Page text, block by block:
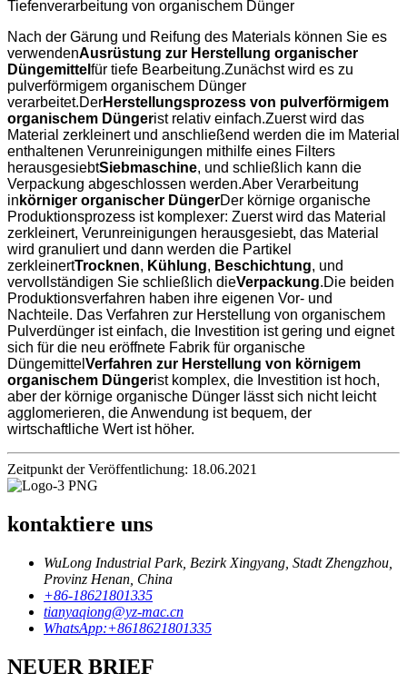
Tiefenverarbeitung von organischem Dünger
Nach der Gärung und Reifung des Materials können Sie es
verwendenAusrüstung zur Herstellung organischer
Düngemittel für tiefe Bearbeitung.Zunächst wird es zu
pulverförmigem organischem Dünger
verarbeitet.DerHerstellungsprozess von pulverförmigem
organischem Düngerist relativ einfach.Zuerst wird das
Material zerkleinert und anschließend werden die im Material
enthaltenen Verunreinigungen mithilfe eines Filters
herausgesiebtSiebmaschine, und schließlich kann die
Verpackung abgeschlossen werden.Aber Verarbeitung
in körniger organischer DüngerDer körnige organische
Produktionsprozess ist komplexer: Zuerst wird das Material
zerkleinert, Verunreinigungen herausgesiebt, das Material
wird granuliert und dann werden die Partikel
zerkleinertTrocknen, Kühlung, Beschichtung, und
vervollständigen Sie schließlich dieVerpackung.Die beiden
Produktionsverfahren haben ihre eigenen Vor- und
Nachteile. Das Verfahren zur Herstellung von organischem
Pulverdünger ist einfach, die Investition ist gering und eignet
sich für die neu eröffnete Fabrik für organische
Düngemittel Verfahren zur Herstellung von körnigem
organischem Düngerist komplex, die Investition ist hoch,
aber der körnige organische Dünger lässt sich nicht leicht
agglomerieren, die Anwendung ist bequem, der
wirtschaftliche Wert ist höher.
Zeitpunkt der Veröffentlichung: 18.06.2021
kontaktiere uns
WuLong Industrial Park, Bezirk Xingyang, Stadt Zhengzhou,
Provinz Henan, China
+86-18621801335
tianyaqiong@yz-mac.cn
WhatsApp:+8618621801335
NEUER BRIEF